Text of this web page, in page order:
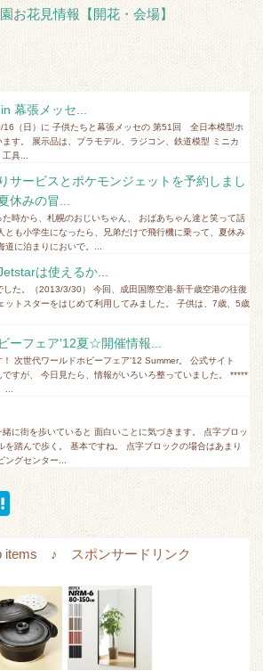
お花見情報【開花・会場】
幕張メッセ...
16（日）に 子供たちと幕張メッセの 第51回 全日本模型ホ
す。 展示品は、プラモデル、ラジコン、鉄道模型 ミニカ
工具...
サービスとポケモンジェットを予約しまし
休みの冒...
時から、札幌のおじいちゃん、 おばあちゃん達と笑って話
とも小学生になったら、兄弟だけで飛行機に乗って、夏休み
道に泊まりにおいで。...
は使えるか...
た。（2013/3/30） 今回、成田国際空港‐新千歳空港の往復
ットスターをはじめて利用してみました。 子供は、7歳、5歳
ーフェア'12夏☆開催情報...
次世代ワールドホビーフェア'12 Summer。 公式サイト
すが、 今日見たら、情報がいろいろ整っていました。 *****
...
に街を歩いていると 面白いことに気づきます。 点字ブロッ
を踏んで歩く。 基本ですね。 点字ブロックの場合はあまり
ングセンター...
t
n
a
items ♪ スポンサードリンク